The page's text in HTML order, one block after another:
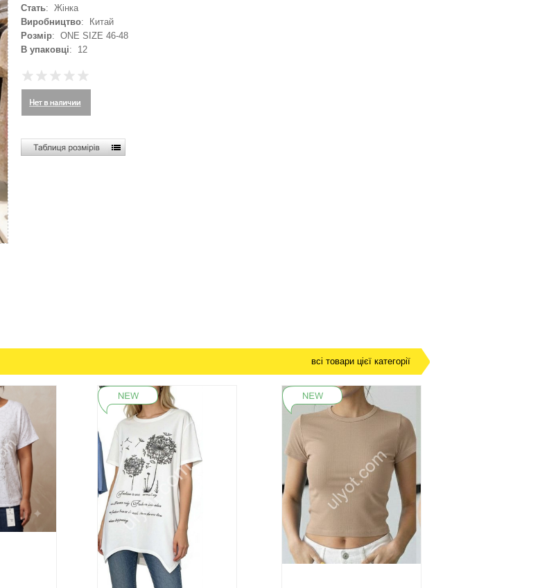
Стать: Жінка
Виробництво: Китай
Розмір: ONE SIZE 46-48
В упаковці: 12
всі товари цієї категорії